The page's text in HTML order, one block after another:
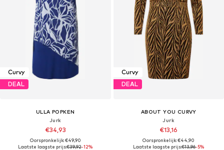
Curvy
DEAL
ULLA POPKEN
Jurk
€34,93
Oorspronkelijk: €49,90
Laatste laagste prijs:€39,92-12%
Curvy
DEAL
ABOUT YOU CURVY
Jurk
€13,16
Oorspronkelijk: €44,90
Laatste laagste prijs:€13,96-5%